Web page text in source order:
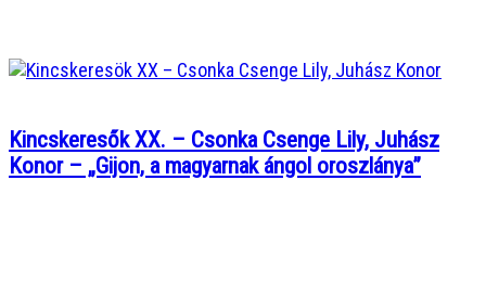
Kincskeresők XX. – Csonka Csenge Lily, Juhász
Konor – „Gijon, a magyarnak ángol oroszlánya”